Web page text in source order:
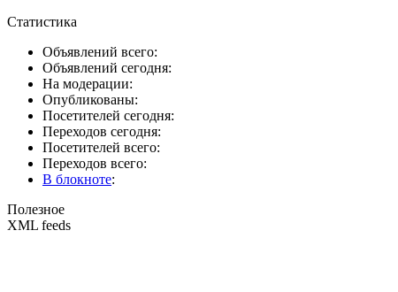
Статистика
Объявлений всего:
Объявлений сегодня:
На модерации:
Опубликованы:
Посетителей сегодня:
Переходов сегодня:
Посетителей всего:
Переходов всего:
В блокноте:
Полезное
XML feeds